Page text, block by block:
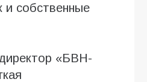
и собственные
«БВН-